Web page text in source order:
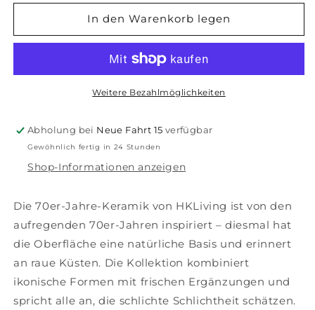
Menge
Dessert
Ceramics
Menge
für
Dessert
70s
Ceramics
Habour
In den Warenkorb legen
Weitere Bezahlmöglichkeiten
Abholung bei Neue Fahrt 15 verfügbar
Gewöhnlich fertig in 24 Stunden
Shop-Informationen anzeigen
Die 70er-Jahre-Keramik von HKLiving ist von den
aufregenden 70er-Jahren inspiriert – diesmal hat
die Oberfläche eine natürliche Basis und erinnert
an raue Küsten. Die Kollektion kombiniert
ikonische Formen mit frischen Ergänzungen und
spricht alle an, die schlichte Schlichtheit schätzen.